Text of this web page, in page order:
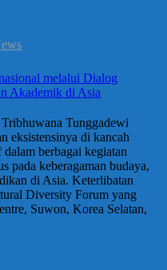
Tunggadewi
eksistensinya di kancah
berbagai kegiatan
pada keberagaman budaya,
di Asia. Keterlibatan
Diversity Forum yang
Suwon, Korea Selatan,